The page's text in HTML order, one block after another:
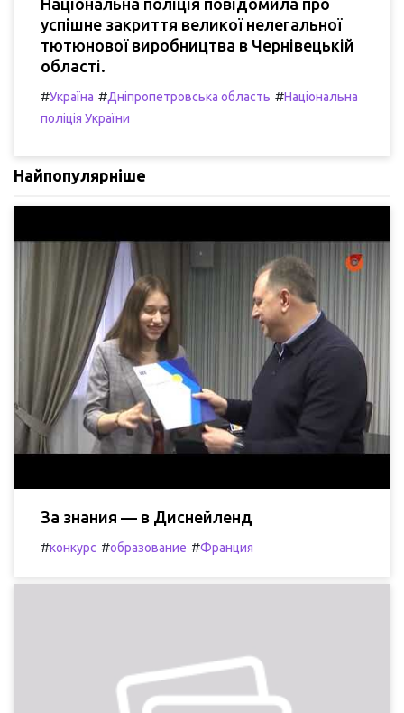
успішне закриття великої нелегальної
тютюнової виробництва в Чернівецькій
області.
#Україна #Дніпропетровська область #Національна
поліція України
Найпопулярніше
За знания — в Диснейленд
#конкурс #образование #Франция